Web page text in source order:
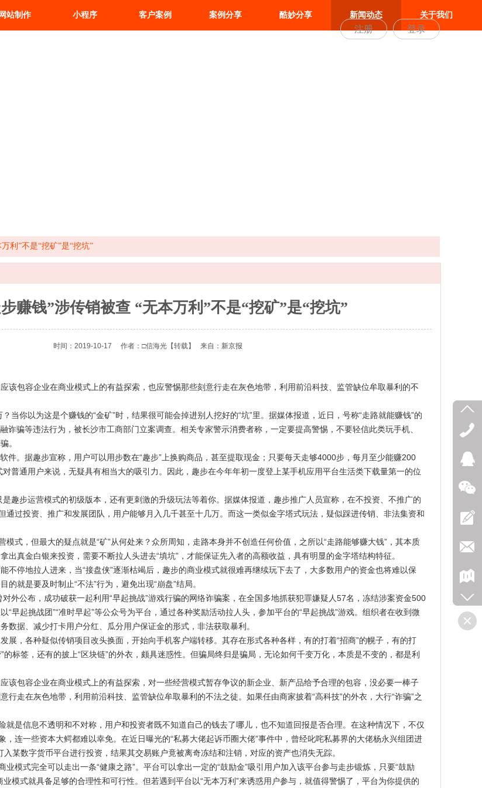
注册 登录
网站制作 小程序 客户案例 案例分享 酷妙分享 新闻动态 关于我们
利”不是“挖矿”是“挖坑”
赚钱”涉传销被查 “无本万利”不是“挖矿”是“挖坑”
时间：2019-10-17 作者：□信海光【转载】 来自： 新京报
包容企业在商业模式上的有益探索，也应警惕那些刻意行走在灰色地带，利用前沿科技、监管缺位牟取暴利的不
你以为这是个赚钱的“金矿”时，结果很可能会掉进别人挖好的“坑”里。据媒体报道，近日，号称“走路就能赚钱”的
诈骗等违法行为，被长沙市工商部门立案调查。相关专家警示消费者称，一定要提高警惕，不要轻信此类玩手机、
。
。据趣步宣称，用户可以用步数在“趣步”上换购商品，甚至提取现金；只要每天走够4000步，每月至少能赚200
对普通用户来说，无疑具有相当大的吸引力。因此，趣步在今年年初一度登上某手机应用平台生活类下载量第一的位
趣步运营模式的初级版本，还有更刺激的升级玩法等着你。据媒体报道，趣步推广人员宣称，在不投资、不推广的
通过投资、推广和发展团队，用户能够月入几千甚至十几万。而这一类似金字塔式玩法，疑似踩进传销、非法集资和
式，但最大的疑点就是“矿”从何处来？众所周知，走路本身并不创造任何价值，之所以“走路能够赚大钱”，其本质
出真金白银来投资，需要不断拉人头进去“填坑”，才能保证先入者的高额收益，具有明显的金字塔结构特征。
停地拉人进来，当“接盘侠”逐渐枯竭后，趣步的商业模式就很难再继续玩下去了，大多数用户的资金也将难以保
就是要及时制止“不法”行为，避免出现“崩盘”结局。
公布，成功破获一起利用“早起挑战”游戏行骗的网络诈骗案，在全国多地抓获犯罪嫌疑人57名，冻结涉案资金500
“早起挑战团”“准时早起”等公众号为平台，通过各种奖励活动拉人头，参加平台的“早起挑战”游戏。组织者在收到微
数据、减少打卡用户分红、瓜分用户保证金的形式，非法获取暴利。
，各种疑似传销项目改头换面，开始向手机客户端转移。其存在形式各种各样，有的打着“招商”的幌子，有的打
的标签，还有的披上“区块链”的外衣，颇具迷惑性。但骗局终归是骗局，无论如何千变万化，本质是不变的，都是利
包容企业在商业模式上的有益探索，对一些经营模式暂存争议的新企业、新产品给予合理的包容，没必要一棒子
行走在灰色地带，利用前沿科技、监管缺位牟取暴利的不法之徒。如果任由商家披着“高科技”的外衣，大行“诈骗”之
是信息不透明和不对称，用户和投资者既不知道自己的钱去了哪儿，也不知道回报是否合理。在这种情况下，不仅
，连一些资本大鳄都难以幸免。在近日曝光的“私募大佬起诉币圈大佬”事件中，曾经叱咤私募界的大佬杨永兴组团进
某数字货币平台进行投资，结果其交易账户竟被离奇冻结和注销，对应的资产也消失无踪。
模式完全可以走出一条“健康之路”。平台可以拿出一定的“鼓励金”吸引用户加入该平台参与走步锻炼，只要“鼓励
模式就具备足够的合理性和可行性。但若遇到平台以“无本万利”来诱惑用户参与，就值得警惕了，平台为你提供的